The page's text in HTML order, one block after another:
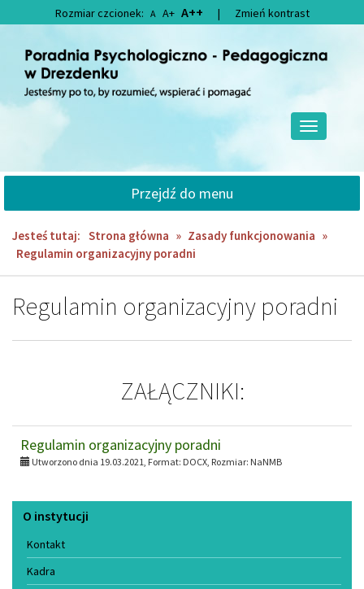
do
do
Rozmiar czcionek: A A+ A++ | Zmień kontrast
Przełącz
nawigację
Przejdź do menu
Jesteś tutaj: Strona główna » Zasady funkcjonowania »
Regulamin organizacyjny poradni
Regulamin organizacyjny poradni
ZAŁĄCZNIKI:
Regulamin organizacyjny poradni
Utworzono dnia 19.03.2021, Format: DOCX , Rozmiar: NaNMB
Menu
O instytucji
Kontakt
Kadra